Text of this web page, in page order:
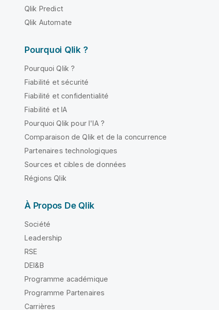
Qlik Predict
Qlik Automate
Pourquoi Qlik ?
Pourquoi Qlik ?
Fiabilité et sécurité
Fiabilité et confidentialité
Fiabilité et IA
Pourquoi Qlik pour l'IA ?
Comparaison de Qlik et de la concurrence
Partenaires technologiques
Sources et cibles de données
Régions Qlik
À Propos De Qlik
Société
Leadership
RSE
DEI&B
Programme académique
Programme Partenaires
Carrières